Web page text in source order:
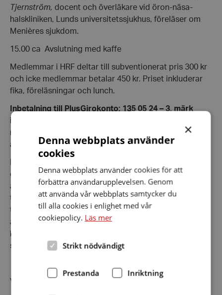
Tjernström, docent och överläkare vid öron-näsa-
halskliniken, Lunds uni­versi­tets­sjuk­hus, före­läser om
Menières sjukdom.
15.00 ca Avslutning med kaffe
Medlemmar i HRF deltar till subventionerat pris 300 kr
och icke medlemmar betalar 450 kr. Priset inkluderar
fika, föreläsningar och lunch.
Inbetalning till PlusGirokonto: 135 05 24 – 3, märk
inbetalningen med Tinnitus/Menièredag och ditt
namn,
Det finns ett begränsat
antal platser och det är först till kvarn som gäller!
erfarenheter av Tinnitus och/eller Menière eller du som
är anhörig/vän till någon som är drabbad av dessa
tillstånd. Vi hoppas på stor uppslutning och att du/ni
tar chansen att lära mer om Tinnitus och Menière. Det
är givetvis också en enastående möjlighet att knyta
kontakter och utbyta erfarenheter med människor i
samma situation.
Väl mött till en spännande dag
×
Denna webbplats använder
cookies
Denna webbplats använder cookies för att
förbättra användarupplevelsen. Genom
att använda vår webbplats samtycker du
till alla cookies i enlighet med vår
cookiepolicy. Läs mer
Strikt nödvändigt
Prestanda Inriktning